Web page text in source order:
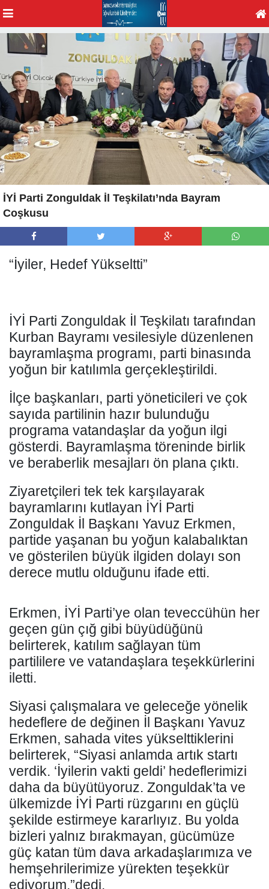
İYİ Parti Zonguldak İl Teşkilatı’nda Bayram
Coşkusu
“İyiler, Hedef Yükseltti”
​İYİ Parti Zonguldak İl Teşkilatı tarafından
Kurban Bayramı vesilesiyle düzenlenen
bayramlaşma programı, parti binasında
yoğun bir katılımla gerçekleştirildi.
İlçe başkanları, parti yöneticileri ve çok
sayıda partilinin hazır bulunduğu
programa vatandaşlar da yoğun ilgi
gösterdi. Bayramlaşma töreninde birlik
ve beraberlik mesajları ön plana çıktı.
Ziyaretçileri tek tek karşılayarak
bayramlarını kutlayan İYİ Parti
Zonguldak İl Başkanı Yavuz Erkmen,
partide yaşanan bu yoğun kalabalıktan
ve gösterilen büyük ilgiden dolayı son
derece mutlu olduğunu ifade etti.
Erkmen, İYİ Parti’ye olan teveccühün her
geçen gün çığ gibi büyüdüğünü
belirterek, katılım sağlayan tüm
partililere ve vatandaşlara teşekkürlerini
iletti.
Siyasi çalışmalara ve geleceğe yönelik
hedeflere de değinen İl Başkanı Yavuz
Erkmen, sahada vites yükselttiklerini
belirterek, “Siyasi anlamda artık startı
verdik. ‘İyilerin vakti geldi’ hedeflerimizi
daha da büyütüyoruz. Zonguldak’ta ve
ülkemizde İYİ Parti rüzgarını en güçlü
şekilde estirmeye kararlıyız. Bu yolda
bizleri yalnız bırakmayan, gücümüze
güç katan tüm dava arkadaşlarımıza ve
hemşehrilerimize yürekten teşekkür
ediyorum.”dedi.